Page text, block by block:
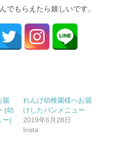
でもらえたら嬉しいです。
届
(幼
ー)
れんげ幼稚園様へお届
けしたパンメニュー
2019年6月28日
Insta